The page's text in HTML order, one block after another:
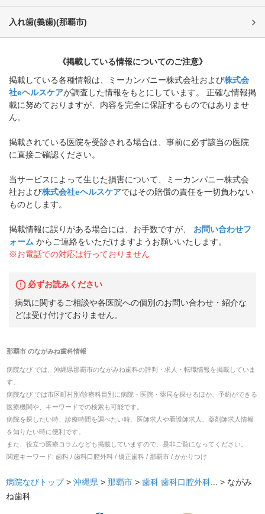
入れ歯(義歯)(那覇市)
《掲載している情報についてのご注意》
掲載している各種情報は、ミーカンパニー株式会社および株式会
社eヘルスケアが調査した情報をもとにしています。 正確な情報掲
載に努めておりますが、内容を完全に保証するものではありませ
ん。
掲載されている医院を受診される場合は、事前に必ず該当の医院
に直接ご確認ください。
当サービスによって生じた損害について、ミーカンパニー株式会
社および株式会社eヘルスケアではその賠償の責任を一切負わない
ものとします。
掲載情報に誤りがある場合には、お手数ですが、
お問い合わせフ
ォーム からご連絡をいただけますようお願いいたします。
※お電話での対応は行っておりません
必ずお読みください
病気に関するご相談や各医院への個別のお問い合わせ・紹介な
どは受け付けておりません。
那覇市のながみね歯科情報
病院なび では、 沖縄県那覇市のながみね歯科の評判・求人・転職情報を掲載していま
す。
病院なび では市区町村別/診療科目別に病院・医院・薬局を探せるほか、予約ができる
医療機関や、キーワードでの検索も可能です。
病院を探したい時、診療時間を調べたい時、医師求人や看護師求人、薬剤師求人情報
を知りたい時に便利です。
また、役立つ医療コラムなども掲載していますので、是非ご覧になってください。
関連キーワード: 歯科 / 歯科口腔外科 / 矯正歯科 / 那覇市 / かかりつけ
病院なびトップ > 沖縄県 > 那覇市 > 歯科 歯科口腔外科... > ながみ
ね歯科